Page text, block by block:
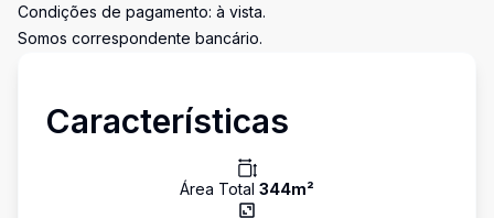
Condições de pagamento: à vista.
Somos correspondente bancário.
Características
Área Total 344m²